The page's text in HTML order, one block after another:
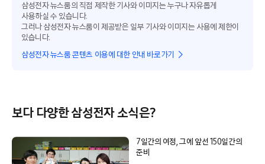
삼성전자 뉴스룸의 직접 제작한 기사와 이미지는 누구나 자유롭게
사용하실 수 있습니다.
그러나 삼성전자 뉴스룸이 제공받은 일부 기사와 이미지는 사용에 제한이
있습니다.
삼성전자 뉴스룸 콘텐츠 이용에 대한 안내 바로가기
보다 다양한 삼성전자 소식은?
7일간의 여정, 그에 앞선 150일간의
준비